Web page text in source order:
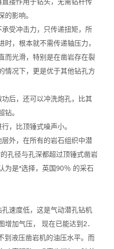
的影响。
承受冲击力，只传递扭矩，所
，根本就不需传递轴压力，
而光滑，特别是在凿岩存在裂
情况下，更是优于其他钻孔方
功后，还可以冲洗炮孔，比其
钻。
，比顶锤式噪声小。
层外，在所有的岩石组织中潜
孔径与孔深都超过顶锤式凿岩
为是*选择，英国90％ 的采石
孔速度低，这是气动潜孔钻机
增加气压， 现在已能达到2．
到液压凿岩机的油压水平。而